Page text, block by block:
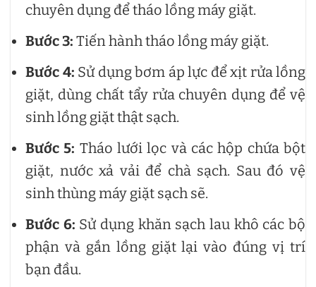
chuyên dụng để tháo lồng máy giặt.
Bước 3: Tiến hành tháo lồng máy giặt.
Bước 4: Sử dụng bơm áp lực để xịt rửa lồng
giặt, dùng chất tẩy rửa chuyên dụng để vệ
sinh lồng giặt thật sạch.
Bước 5: Tháo lưới lọc và các hộp chứa bột
giặt, nước xả vải để chà sạch. Sau đó vệ
sinh thùng máy giặt sạch sẽ.
Bước 6: Sử dụng khăn sạch lau khô các bộ
phận và gắn lồng giặt lại vào đúng vị trí
bạn đầu.